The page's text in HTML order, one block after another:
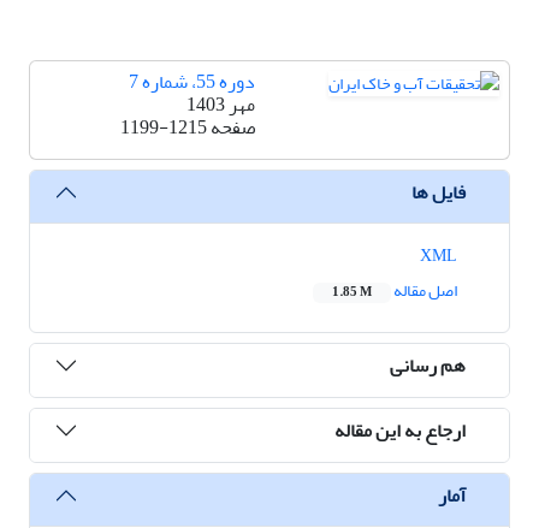
دوره 55، شماره 7
مهر 1403
صفحه1199-1215
فایل ها
اصل مقاله
1.85 M
هم رسانی
ارجاع به این مقاله
آمار